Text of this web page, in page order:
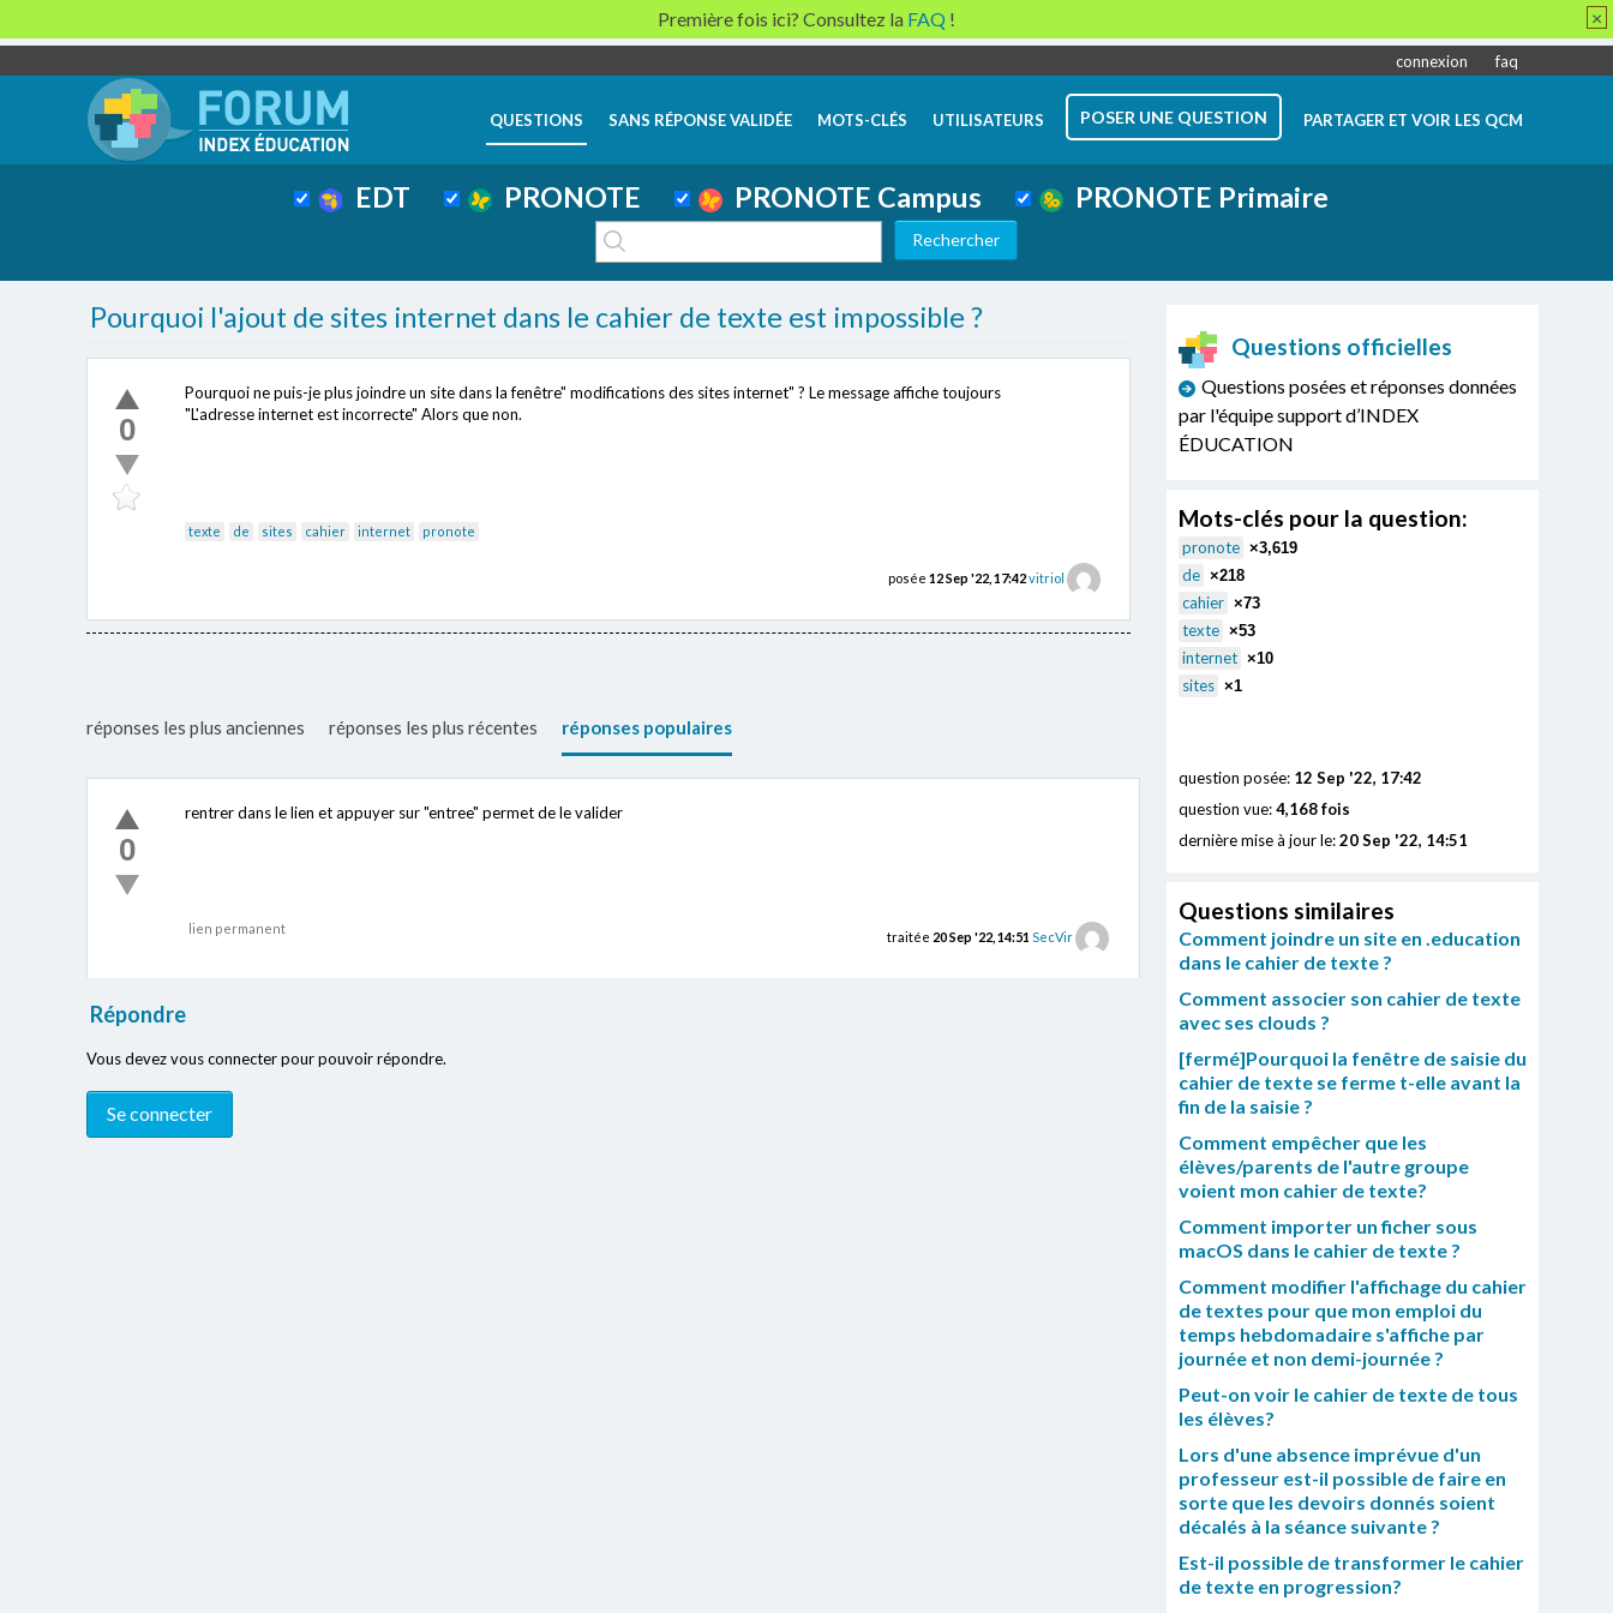
connexion faq
QUESTIONS SANS RÉPONSE VALIDÉE MOTS-CLÉS UTILISATEURS POSER UNE QUESTION PARTAGER ET VOIR LES QCM
EDT PRONOTE PRONOTE Campus PRONOTE Primaire
Pourquoi l'ajout de sites internet dans le cahier de texte est impossible ?
0
Pourquoi ne puis-je plus joindre un site dans la fenêtre" modifications des sites internet" ? Le message affiche toujours
"L'adresse internet est incorrecte" Alors que non.
texte de sites cahier internet pronote
posée 12 Sep '22, 17:42vitriol
réponses les plus anciennes réponses les plus récentes réponses populaires
0
rentrer dans le lien et appuyer sur "entree" permet de le valider
lien permanent
traitée 20 Sep '22, 14:51 SecVir
Répondre
Vous devez vous connecter pour pouvoir répondre.
Questions officielles
Questions posées et réponses données
par l'équipe support d’INDEX
ÉDUCATION
Mots-clés pour la question:
pronote ×3,619
de ×218
cahier ×73
texte ×53
internet ×10
sites ×1
question posée: 12 Sep '22, 17:42
question vue:4,168 fois
dernière mise à jour le:20 Sep '22, 14:51
Questions similaires
Comment joindre un site en .education
dans le cahier de texte ?
Comment associer son cahier de texte
avec ses clouds ?
[fermé]Pourquoi la fenêtre de saisie du
cahier de texte se ferme t-elle avant la
fin de la saisie ?
Comment empêcher que les
élèves/parents de l'autre groupe
voient mon cahier de texte?
Comment importer un ficher sous
macOS dans le cahier de texte ?
Comment modifier l'affichage du cahier
de textes pour que mon emploi du
temps hebdomadaire s'affiche par
journée et non demi-journée ?
Peut-on voir le cahier de texte de tous
les élèves?
Lors d'une absence imprévue d'un
professeur est-il possible de faire en
sorte que les devoirs donnés soient
décalés à la séance suivante ?
Est-il possible de transformer le cahier
de texte en progression?
Première fois ici? Consultez la FAQ ! ×